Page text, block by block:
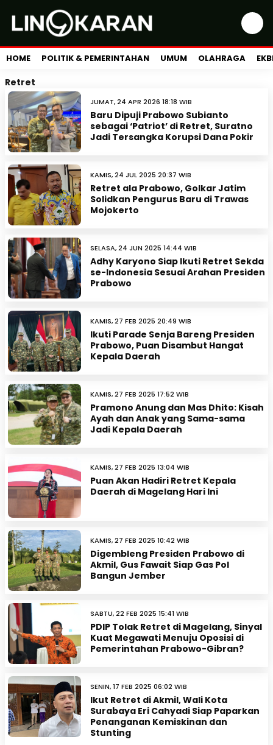
HOME POLITIK & PEMERINTAHAN UMUM OLAHRAGA
Retret
JUMAT, 24 APR 2026 18:18 WIB
Baru Dipuji Prabowo Subianto
sebagai ‘Patriot’ di Retret, Suratno
Jadi Tersangka Korupsi Dana Pokir
KAMIS, 24 JUL 2025 20:37 WIB
Retret ala Prabowo, Golkar Jatim
Solidkan Pengurus Baru di Trawas
Mojokerto
SELASA, 24 JUN 2025 14:44 WIB
Adhy Karyono Siap Ikuti Retret Sekda
se-Indonesia Sesuai Arahan Presiden
Prabowo
KAMIS, 27 FEB 2025 20:49 WIB
Ikuti Parade Senja Bareng Presiden
Prabowo, Puan Disambut Hangat
Kepala Daerah
KAMIS, 27 FEB 2025 17:52 WIB
Pramono Anung dan Mas Dhito: Kisah
Ayah dan Anak yang Sama-sama
Jadi Kepala Daerah
KAMIS, 27 FEB 2025 13:04 WIB
Puan Akan Hadiri Retret Kepala
Daerah di Magelang Hari Ini
KAMIS, 27 FEB 2025 10:42 WIB
Digembleng Presiden Prabowo di
Akmil, Gus Fawait Siap Gas Pol
Bangun Jember
SABTU, 22 FEB 2025 15:41 WIB
PDIP Tolak Retret di Magelang, Sinyal
Kuat Megawati Menuju Oposisi di
Pemerintahan Prabowo-Gibran?
SENIN, 17 FEB 2025 06:02 WIB
Ikut Retret di Akmil, Wali Kota
Surabaya Eri Cahyadi Siap Paparkan
Penanganan Kemiskinan dan
Stunting